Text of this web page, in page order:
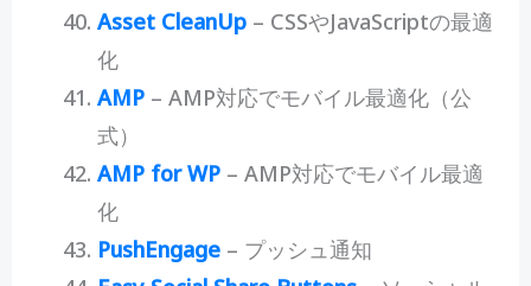
Asset CleanUp– CSSやJavaScriptの最適
化
AMP– AMP対応でモバイル最適化（公
式）
AMP for WP– AMP対応でモバイル最適
化
PushEngage– プッシュ通知